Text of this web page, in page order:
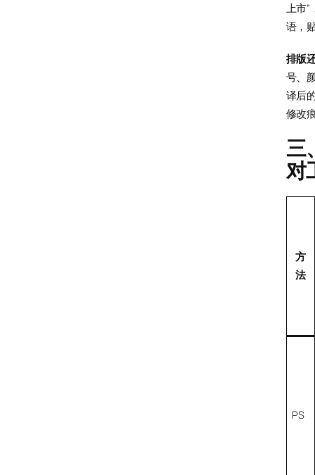
上市
语，
排版
号、
译后
修改
三
对
方
法
PS